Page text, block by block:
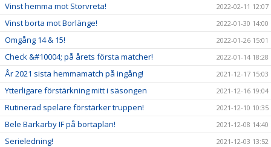
Vinst hemma mot Storvreta! 2022-02-11 12:07
Vinst borta mot Borlänge! 2022-01-30 14:00
Omgång 14 & 15! 2022-01-26 15:01
Check &#10004; på årets första matcher! 2022-01-14 18:28
År 2021 sista hemmamatch på ingång! 2021-12-17 15:03
Ytterligare förstärkning mitt i säsongen 2021-12-16 19:04
Rutinerad spelare förstärker truppen! 2021-12-10 10:35
Bele Barkarby IF på bortaplan! 2021-12-08 14:40
Serieledning! 2021-12-03 13:52